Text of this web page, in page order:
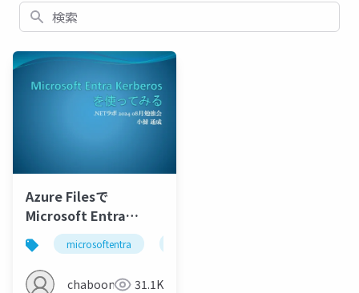
検索
Azure Filesで
Microsoft Entra
Kerberosを使ってみる
microsoftentra
chaboon 31.1K